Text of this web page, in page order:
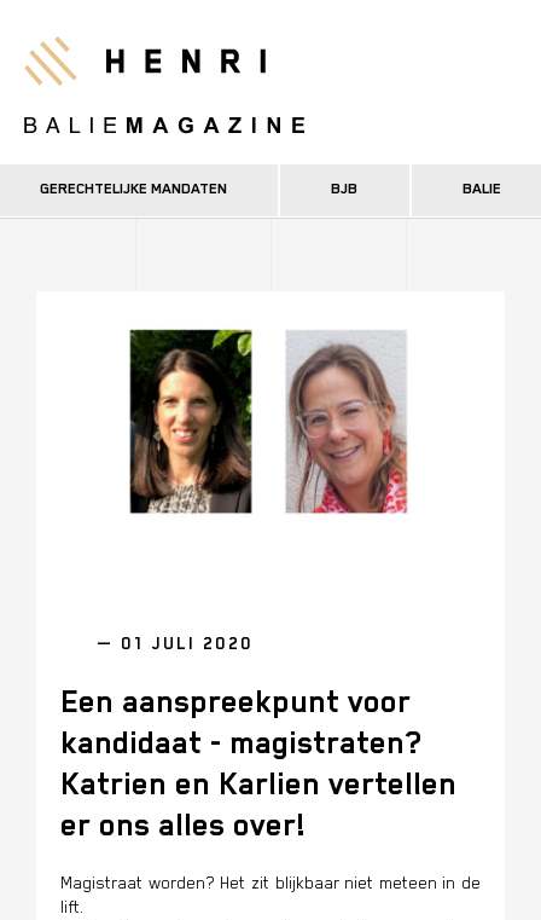
naar
inhoud
Henri
GERECHTELIJKE MANDATEN BJB BALIE
— 01 JULI 2020
Een aanspreekpunt voor
kandidaat - magistraten?
Katrien en Karlien vertellen
er ons alles over!
Magistraat worden? Het zit blijkbaar niet meteen in de
lift.